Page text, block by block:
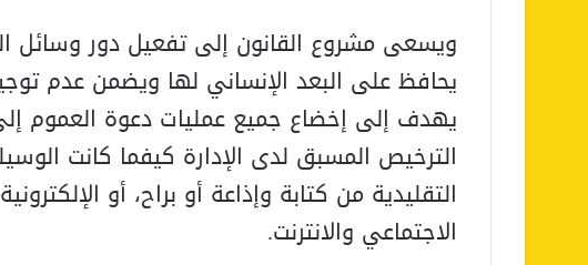
ويسعى مشروع القانون إلى تفعيل دور وسائل
يحافظ على البعد الإنساني لها ويضمن عدم
يهدف إلى إخضاع جميع عمليات دعوة العموم
الترخيص المسبق لدى الإدارة كيفما كانت
التقليدية من كتابة وإذاعة أو براح، أو
الاجتماعي والانترنت.